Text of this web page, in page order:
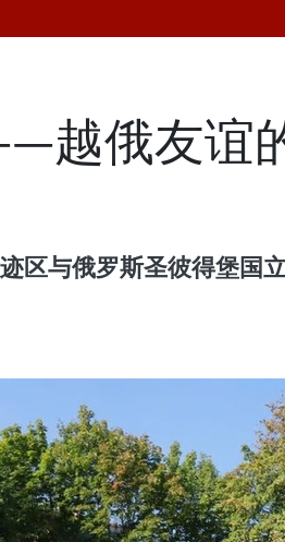
越俄友谊
区与俄罗斯圣彼得堡